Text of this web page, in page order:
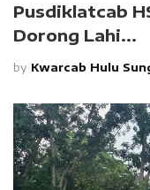
Pusdiklatcab
Dorong Lahi...
by Kwarcab Hulu